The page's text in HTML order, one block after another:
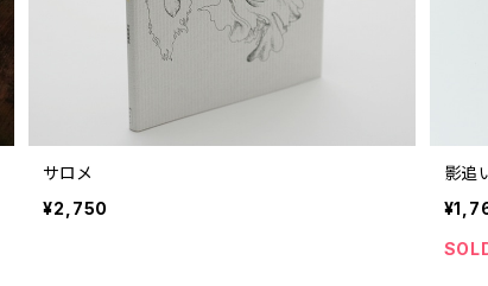
サロメ
¥2,750
影追